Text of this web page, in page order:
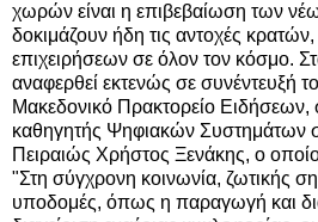
χωρών είναι η επιβεβαίωση των
δοκιμάζουν ήδη τις αντοχές
επιχειρήσεων σε όλον τον κόσμο.
αναφερθεί εκτενώς σε συνέντευξή
Μακεδονικό Πρακτορείο Ειδήσεων,
καθηγητής Ψηφιακών Συστημάτων
Πειραιώς Χρήστος Ξενάκης, ο
"Στη σύγχρονη κοινωνία, ζωτικής
υποδομές, όπως η παραγωγή και